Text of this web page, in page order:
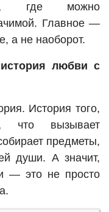
где можно
Главное —
а не наоборот.
любви с
История того,
что вызывает
предметы,
души. А значит,
— это не просто